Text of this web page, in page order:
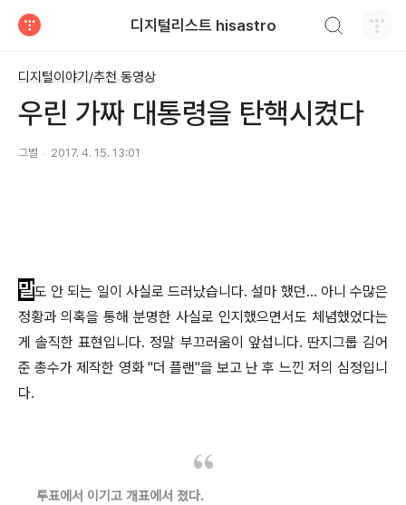
디지털리스트 hisastro
디지털이야기/추천 동영상
우린 가짜 대통령을 탄핵시켰다
그별 2017. 4. 15. 13:01
말도 안 되는 일이 사실로 드러났습니다. 설마 했던... 아니 수많은
정황과 의혹을 통해 분명한 사실로 인지했으면서도 체념했었다는
게 솔직한 표현입니다. 정말 부끄러움이 앞섭니다. 딴지그룹 김어
준 총수가 제작한 영화 "더 플랜"을 보고 난 후 느낀 저의 심정입니
다.
투표에서 이기고 개표에서 졌다.